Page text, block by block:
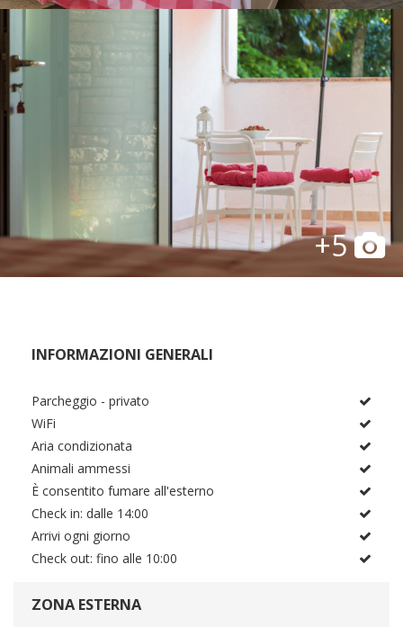
+5
INFORMAZIONI GENERALI
Parcheggio - privato
WiFi
Aria condizionata
Animali ammessi
È consentito fumare all'esterno
Check in: dalle 14:00
Arrivi ogni giorno
Check out: fino alle 10:00
ZONA ESTERNA